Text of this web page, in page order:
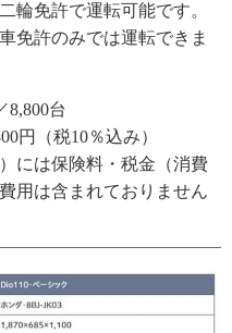
輪免許で運転可能です。
免許のみでは運転できま
8,800台
円（税10％込み）
には保険料・税金（消費
用は含まれておりません